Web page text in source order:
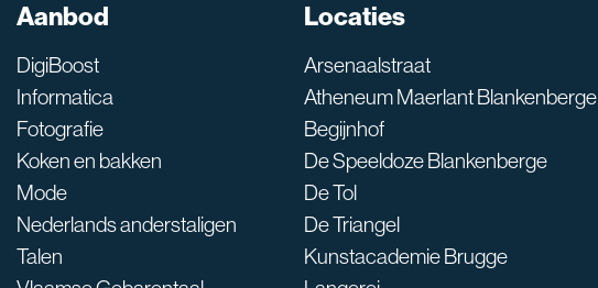
Aanbod
DigiBoost
Informatica
Fotografie
Koken en bakken
Mode
Nederlands anderstaligen
Talen
Locaties
Arsenaalstraat
Atheneum Maerlant Blankenberge
Begijnhof
De Speeldoze Blankenberge
De Tol
De Triangel
Kunstacademie Brugge
SNT assistent